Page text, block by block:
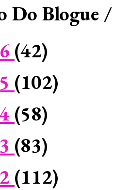
Do Blogue
(42)
(102)
(58)
(83)
(112)